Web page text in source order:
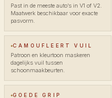
Past in de meeste auto’s in V1 of V2.
Maatwerk beschikbaar voor exacte
pasvorm.
CAMOUFLEERT VUIL
Patroon en kleurtoon maskeren
dagelijks vuil tussen
schoonmaakbeurten.
GOEDE GRIP